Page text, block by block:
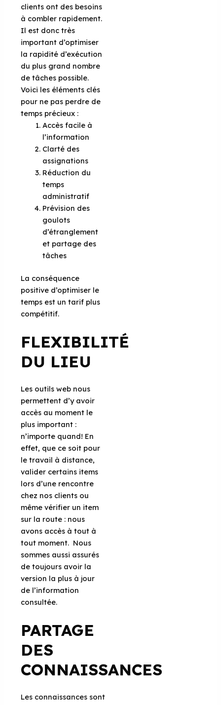
clients ont des besoins
à combler rapidement.
Il est donc très
important d’optimiser
la rapidité d’exécution
du plus grand nombre
de tâches possible.
Voici les éléments clés
pour ne pas perdre de
temps précieux :
Accès facile à
l’information
Clarté des
assignations
Réduction du
temps
administratif
Prévision des
goulots
d’étranglement
et partage des
tâches
La conséquence
positive d’optimiser le
temps est un tarif plus
compétitif.
FLEXIBILITÉ
DU LIEU
Les outils web nous
permettent d’y avoir
accès au moment le
plus important :
n’importe quand! En
effet, que ce soit pour
le travail à distance,
valider certains items
lors d’une rencontre
chez nos clients ou
même vérifier un item
sur la route : nous
avons accès à tout à
tout moment. Nous
sommes aussi assurés
de toujours avoir la
version la plus à jour
de l’information
consultée.
PARTAGE
DES
CONNAISSANCES
Les connaissances sont